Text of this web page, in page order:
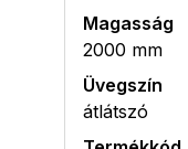
Magasság
2000 mm
Üvegszín
átlátszó